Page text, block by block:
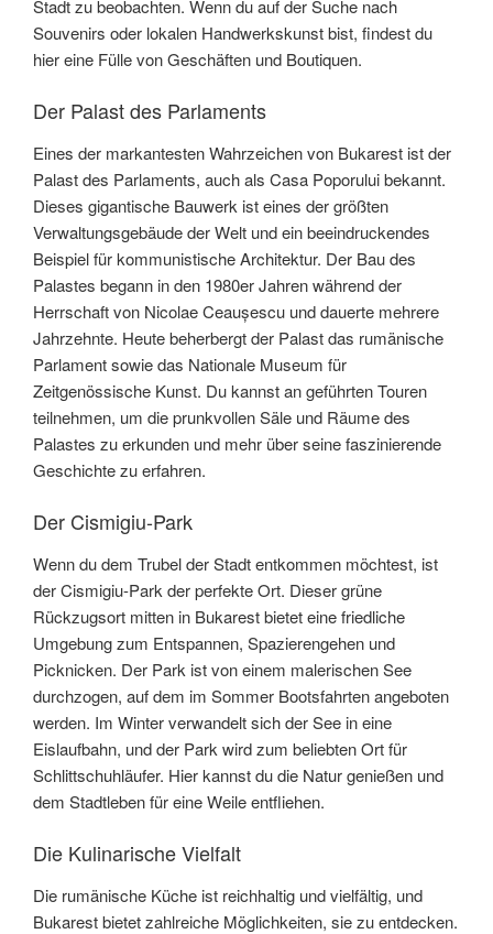
Stadt zu beobachten. Wenn du auf der Suche nach
Souvenirs oder lokalen Handwerkskunst bist, findest du
hier eine Fülle von Geschäften und Boutiquen.
Der Palast des Parlaments
Eines der markantesten Wahrzeichen von Bukarest ist der
Palast des Parlaments, auch als Casa Poporului bekannt.
Dieses gigantische Bauwerk ist eines der größten
Verwaltungsgebäude der Welt und ein beeindruckendes
Beispiel für kommunistische Architektur. Der Bau des
Palastes begann in den 1980er Jahren während der
Herrschaft von Nicolae Ceaușescu und dauerte mehrere
Jahrzehnte. Heute beherbergt der Palast das rumänische
Parlament sowie das Nationale Museum für
Zeitgenössische Kunst. Du kannst an geführten Touren
teilnehmen, um die prunkvollen Säle und Räume des
Palastes zu erkunden und mehr über seine faszinierende
Geschichte zu erfahren.
Der Cismigiu-Park
Wenn du dem Trubel der Stadt entkommen möchtest, ist
der Cismigiu-Park der perfekte Ort. Dieser grüne
Rückzugsort mitten in Bukarest bietet eine friedliche
Umgebung zum Entspannen, Spazierengehen und
Picknicken. Der Park ist von einem malerischen See
durchzogen, auf dem im Sommer Bootsfahrten angeboten
werden. Im Winter verwandelt sich der See in eine
Eislaufbahn, und der Park wird zum beliebten Ort für
Schlittschuhläufer. Hier kannst du die Natur genießen und
dem Stadtleben für eine Weile entfliehen.
Die Kulinarische Vielfalt
Die rumänische Küche ist reichhaltig und vielfältig, und
Bukarest bietet zahlreiche Möglichkeiten, sie zu entdecken.